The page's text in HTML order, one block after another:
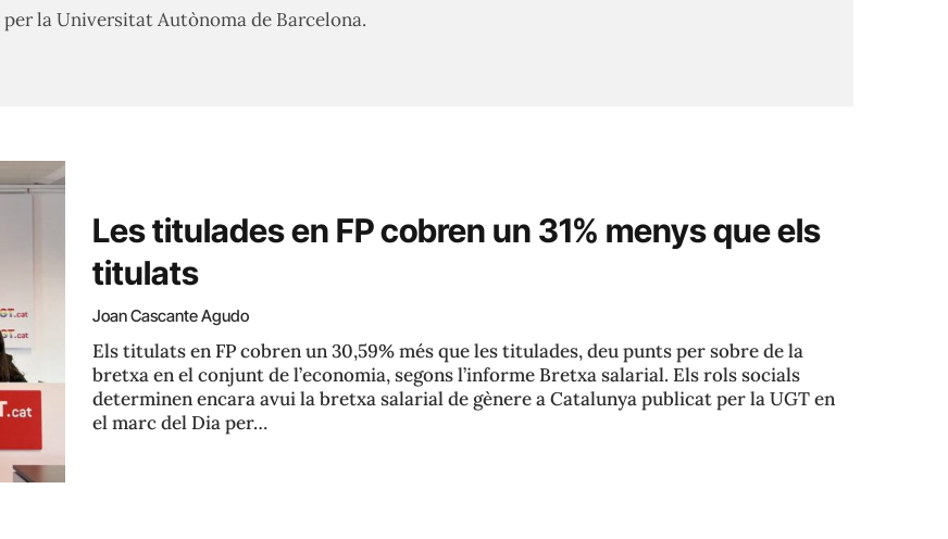
la Universitat Autònoma de Barcelona.
Les titulades en FP cobren un 31% menys que els
titulats
Joan Cascante Agudo
Els titulats en FP cobren un 30,59% més que les titulades, deu punts per sobre de la
bretxa en el conjunt de l’economia, segons l’informe Bretxa salarial. Els rols socials
determinen encara avui la bretxa salarial de gènere a Catalunya publicat per la UGT en
el marc del Dia per…